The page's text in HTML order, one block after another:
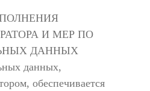
И МЕР ПО
ДАННЫХ
данных,
обеспечивается